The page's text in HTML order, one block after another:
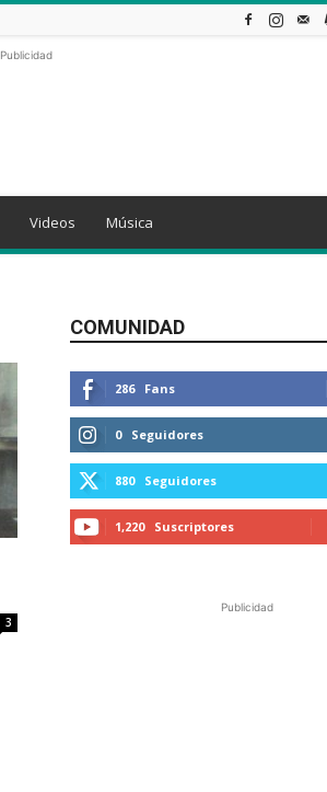
Publicidad
Videos Música
3
COMUNIDAD
286 Fans
0 Seguidores
880 Seguidores
1,220 Suscriptores
Publicidad